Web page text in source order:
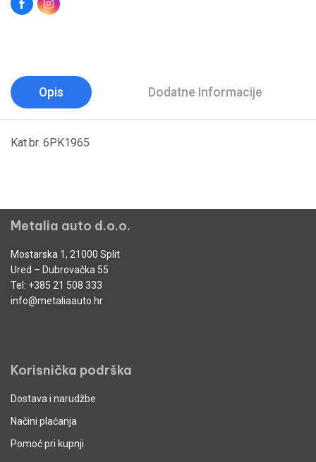
Opis Dodatne Informacije
Kat.br. 6PK1965
Metalia auto d.o.o.
Mostarska 1, 21000 Split
Ured – Dubrovačka 55
Tel: +385 21 508 333
info@metaliaauto.hr
Korisnička podrška
Dostava i narudžbe
Načini plaćanja
Pomoć pri kupnji